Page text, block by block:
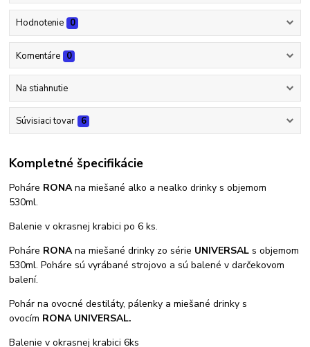
Hodnotenie 0
Komentáre 0
Na stiahnutie
Súvisiaci tovar 6
Kompletné špecifikácie
Poháre RONAna miešané alko a nealko drinky s objemom
530ml.
Balenie v okrasnej krabici po 6 ks.
Poháre RONAna miešané drinky zo série UNIVERSAL s objemom
530ml. Poháre sú vyrábané strojovo a sú balené v darčekovom
balení.
Pohár na ovocné destiláty, pálenky a miešané drinky s
ovocím RONA UNIVERSAL.
Balenie v okrasnej krabici 6ks